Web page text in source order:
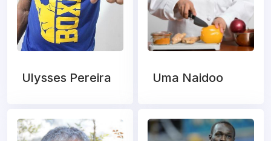
Ulysses Pereira Uma Naidoo